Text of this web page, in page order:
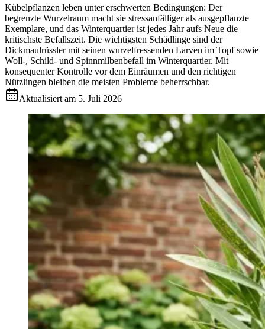
Kübelpflanzen leben unter erschwerten Bedingungen: Der
begrenzte Wurzelraum macht sie stressanfälliger als ausgepflanzte
Exemplare, und das Winterquartier ist jedes Jahr aufs Neue die
kritischste Befallszeit. Die wichtigsten Schädlinge sind der
Dickmaulrüssler mit seinen wurzelfressenden Larven im Topf sowie
Woll-, Schild- und Spinnmilbenbefall im Winterquartier. Mit
konsequenter Kontrolle vor dem Einräumen und den richtigen
Nützlingen bleiben die meisten Probleme beherrschbar.
Aktualisiert am 5. Juli 2026